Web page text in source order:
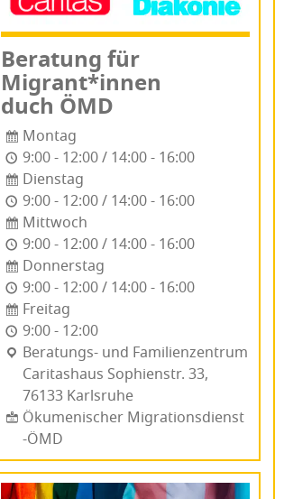
Bera­tung für
Migrant*innen
duch ÖMD
Montag
9:00 - 12:00 / 14:00 - 16:00
Dienstag
9:00 - 12:00 / 14:00 - 16:00
Mittwoch
9:00 - 12:00 / 14:00 - 16:00
Donnerstag
9:00 - 12:00 / 14:00 - 16:00
Freitag
9:00 - 12:00
Bera­tungs- und Fami­li­en­zen­trum
Caritashaus Sophien­str. 33,
76133 Karls­ru­he
Ökumenischer Migrationsdienst
-ÖMD